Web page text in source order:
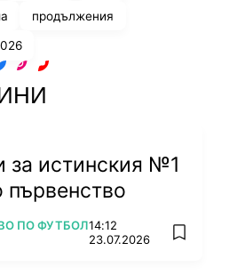
продължения
за истинския №1
първенство
ПО ФУТБОЛ14:12
23.07.2026
add